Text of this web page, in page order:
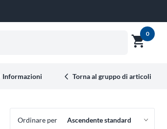
Mostra
shopping_cart0
Informazioni Torna al gruppo di articoli
Ordinare per